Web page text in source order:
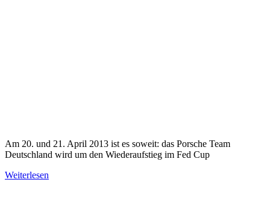
Am 20. und 21. April 2013 ist es soweit: das Porsche Team
Deutschland wird um den Wiederaufstieg im Fed Cup
Weiterlesen